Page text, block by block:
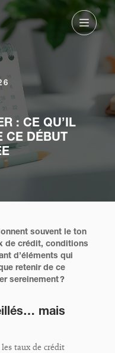
: CE QU’IL
CE DÉBUT
souvent le ton
de crédit, conditions
d’éléments qui
retenir de ce
sereinement ?
mais
taux de crédit